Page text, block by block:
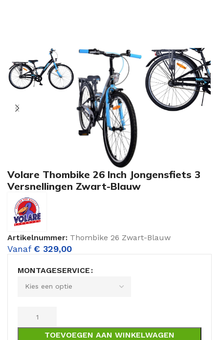
Volare Thombike 26 Inch Jongensfiets 3
Versnellingen Zwart-Blauw
Artikelnummer: Thombike 26 Zwart-Blauw
Vanaf € 329,00
MONTAGESERVICE
TOEVOEGEN AAN WINKELWAGEN